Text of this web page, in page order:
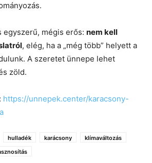
mégis erős: nem kell
, elég, ha a „még több” helyett a
A szeretet ünnepe lehet
zöld.
https://unnepek.center/karacsony-
hulladék karácsony
klímaváltozás